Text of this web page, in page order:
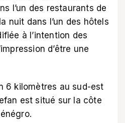
l’un des restaurants de
nuit dans l’un des hôtels
à l’intention des
d’être une
6 kilomètres au sud-est
est situé sur la côte